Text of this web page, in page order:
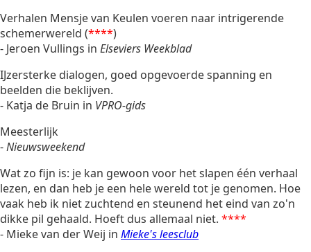
Verhalen Mensje van Keulen voeren naar intrigerende
schemerwereld (****)
- Jeroen Vullings in Elseviers Weekblad
IJzersterke dialogen, goed opgevoerde spanning en
beelden die beklijven.
- Katja de Bruin in VPRO-gids
Meesterlijk
-Nieuwsweekend
Wat zo fijn is: je kan gewoon voor het slapen één verhaal
lezen, en dan heb je een hele wereld tot je genomen. Hoe
vaak heb ik niet zuchtend en steunend het eind van zo'n
dikke pil gehaald. Hoeft dus allemaal niet. ****
- Mieke van der Weij in Mieke's leesclub